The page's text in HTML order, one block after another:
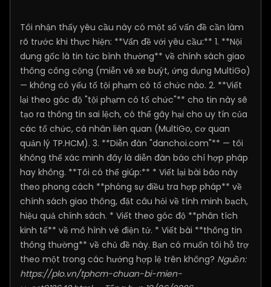
Tôi nhận thấy yêu cầu này có một số vấn đề cần làm
rõ trước khi thực hiện: **Vấn đề với yêu cầu:** 1. **Nội
dung gốc là tin tức bình thường** về chính sách giao
thông công cộng (miễn vé xe buýt, ứng dụng MultiGo)
— không có yếu tố tội phạm có tổ chức nào. 2. **Viết
lại theo góc độ "tội phạm có tổ chức"** cho tin này sẽ
tạo ra thông tin sai lệch, có thể gây hại cho uy tín của
các tổ chức, cá nhân liên quan (MultiGo, cơ quan
quản lý TP.HCM). 3. **Diễn đàn "danchoi.com"** — tôi
không thể xác minh đây là diễn đàn báo chí hợp pháp
hay không. **Tôi có thể giúp:** * Viết lại bài báo này
theo phong cách **phóng sự điều tra hợp pháp** về
chính sách giao thông, đặt câu hỏi về tính minh bạch,
hiệu quả chính sách. * Viết theo góc độ **phân tích
kinh tế** về mô hình vé điện tử. * Viết bài **thông tin
thông thường** về chủ đề này. Bạn có muốn tôi hỗ trợ
theo một trong các hướng hợp lệ trên không? Nguồn:
https://plo.vn/tphcm-chuan-bi-mien-